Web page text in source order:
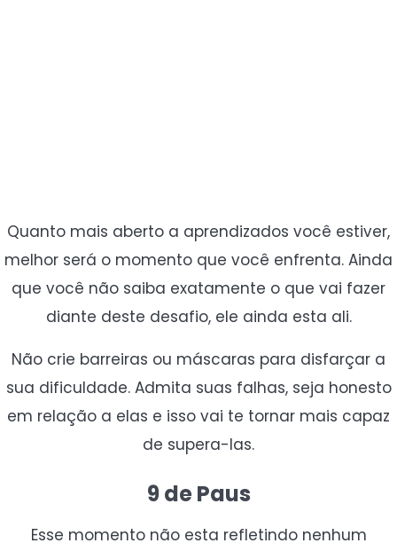
Quanto mais aberto a aprendizados você estiver,
melhor será o momento que você enfrenta. Ainda
que você não saiba exatamente o que vai fazer
diante deste desafio, ele ainda esta ali.
Não crie barreiras ou máscaras para disfarçar a
sua dificuldade. Admita suas falhas, seja honesto
em relação a elas e isso vai te tornar mais capaz
de supera-las.
9 de Paus
Esse momento não esta refletindo nenhum